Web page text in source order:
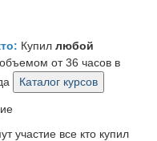
Купил любой
от 36 часов в
участие все кто купил